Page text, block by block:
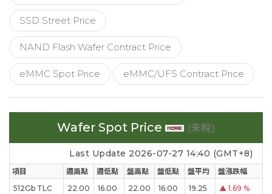
SSD Street Price
NAND Flash Wafer Contract Price
eMMC Spot Price eMMC/UFS Contract Price
Wafer Spot Price (未稅)
Last Update 2026-07-27 14:40 (GMT+8)
項目 週高點 週低點 盤高點 盤低點 盤平均
盤漲跌幅
512Gb TLC
22.00 16.00 22.00 16.00 19.25 ▲ 1.69 %